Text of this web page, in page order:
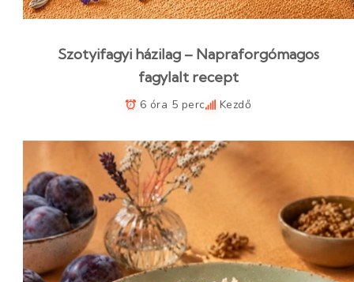
Szotyifagyi házilag – Napraforgómagos
fagylalt recept
6 óra 5 perc Kezdő